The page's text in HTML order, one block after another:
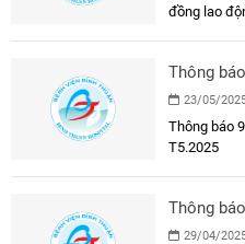
đồng lao
Thông
động
23/05/
Thông báo
T5.2025
Thông
động
29/04/